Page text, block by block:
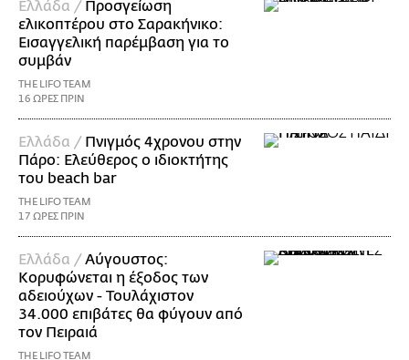
Ελλάδα / Προσγείωση
ελικοπτέρου στο Σαρακήνικο:
Εισαγγελική παρέμβαση για το
συμβάν
THE LIFO TEAM
16 ΩΡΕΣ ΠΡΙΝ
Ελλάδα / Πνιγμός 4χρονου στην
Πάρο: Ελεύθερος ο ιδιοκτήτης
του beach bar
THE LIFO TEAM
17 ΩΡΕΣ ΠΡΙΝ
Ελλάδα /Αύγουστος:
Κορυφώνεται η έξοδος των
αδειούχων - Τουλάχιστον
34.000 επιβάτες θα φύγουν από
τον Πειραιά
THE LIFO TEAM